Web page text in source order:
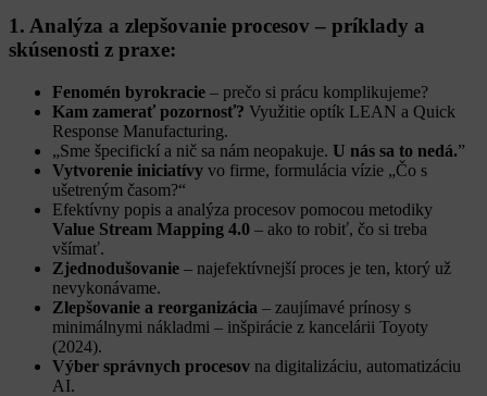
1. Analýza a zlepšovanie procesov – príklady a
skúsenosti z praxe:
Fenomén byrokracie – prečo si prácu komplikujeme?
Kam zamerať pozornosť? Využitie optík LEAN a Quick
Response Manufacturing.
„Sme špecifickí a nič sa nám neopakuje. U nás sa to nedá.”
Vytvorenie iniciatívy vo firme, formulácia vízie „Čo s
ušetreným časom?“
Efektívny popis a analýza procesov pomocou metodiky
Value Stream Mapping 4.0 – ako to robiť, čo si treba
všímať.
Zjednodušovanie – najefektívnejší proces je ten, ktorý už
nevykonávame.
Zlepšovanie a reorganizácia – zaujímavé prínosy s
minimálnymi nákladmi – inšpirácie z kancelárii Toyoty
(2024).
Výber správnych procesov na digitalizáciu, automatizáciu
AI.